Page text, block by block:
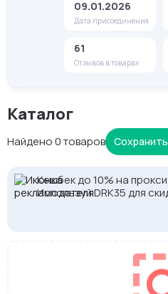
09.01.2026
Дата присоединения
61
Отзывов в товарах
Каталог
Найдено 0 товаров
Кешбек до 10% на
Используй DRK35 для
2328.io — прием крипто
Proxys.io - лучшие
задачи 🚀 Промокод